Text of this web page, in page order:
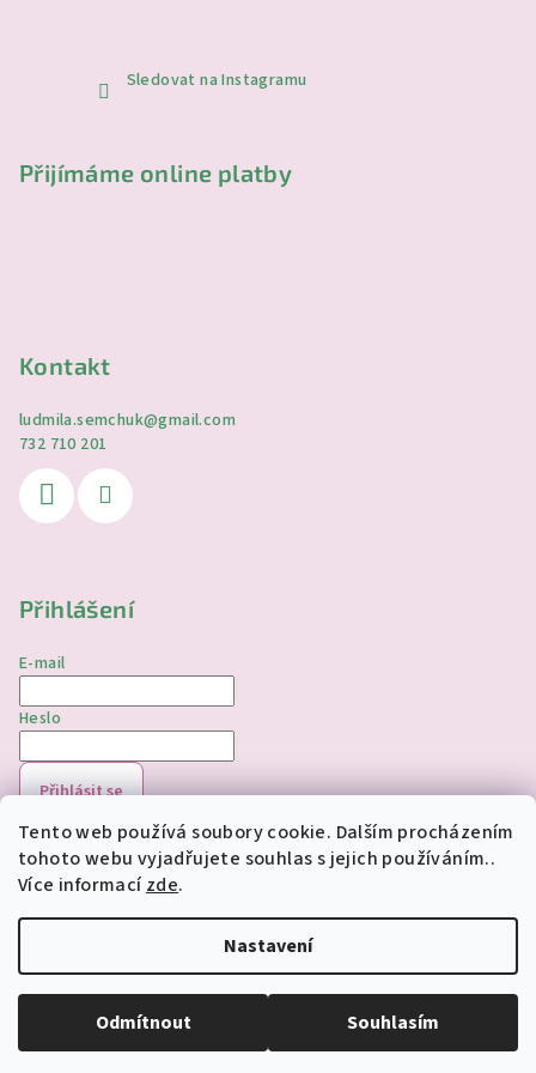
Tento web používá soubory cookie. Dalším procházením
tohoto webu vyjadřujete souhlas s jejich používáním..
Více informacízde.
Nastavení
Odmítnout Souhlasím
Sledovat na Instagramu
Přijímáme online platby
Kontakt
ludmila.semchuk@gmail.com
732 710 201
Přihlášení
E-mail
Heslo
Přihlásit se
Nová registraceZapomenuté heslo
Copyright 2026jednorozciverivnas.cz. Všechna práva
Upravit nastavení cookies
Vytvořil Shoptet
Odstoupit od smlouvy